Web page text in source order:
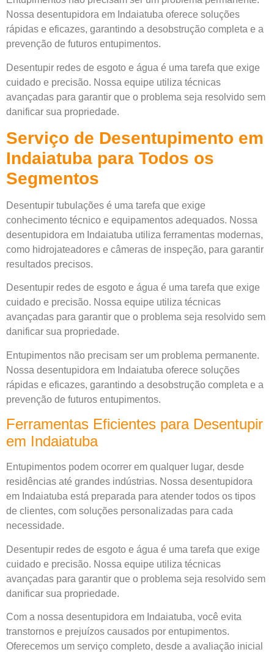
Nossa desentupidora em Indaiatuba oferece soluções
rápidas e eficazes, garantindo a desobstrução completa e a
prevenção de futuros entupimentos.
Desentupir redes de esgoto e água é uma tarefa que exige
cuidado e precisão. Nossa equipe utiliza técnicas
avançadas para garantir que o problema seja resolvido sem
danificar sua propriedade.
Serviço de Desentupimento em
Indaiatuba para Todos os
Segmentos
Desentupir tubulações é uma tarefa que exige
conhecimento técnico e equipamentos adequados. Nossa
desentupidora em Indaiatuba utiliza ferramentas modernas,
como hidrojateadores e câmeras de inspeção, para garantir
resultados precisos.
Desentupir redes de esgoto e água é uma tarefa que exige
cuidado e precisão. Nossa equipe utiliza técnicas
avançadas para garantir que o problema seja resolvido sem
danificar sua propriedade.
Entupimentos não precisam ser um problema permanente.
Nossa desentupidora em Indaiatuba oferece soluções
rápidas e eficazes, garantindo a desobstrução completa e a
prevenção de futuros entupimentos.
Ferramentas Eficientes para Desentupir
em Indaiatuba
Entupimentos podem ocorrer em qualquer lugar, desde
residências até grandes indústrias. Nossa desentupidora
em Indaiatuba está preparada para atender todos os tipos
de clientes, com soluções personalizadas para cada
necessidade.
Desentupir redes de esgoto e água é uma tarefa que exige
cuidado e precisão. Nossa equipe utiliza técnicas
avançadas para garantir que o problema seja resolvido sem
danificar sua propriedade.
Com a nossa desentupidora em Indaiatuba, você evita
transtornos e prejuízos causados por entupimentos.
Oferecemos um serviço completo, desde a avaliação inicial